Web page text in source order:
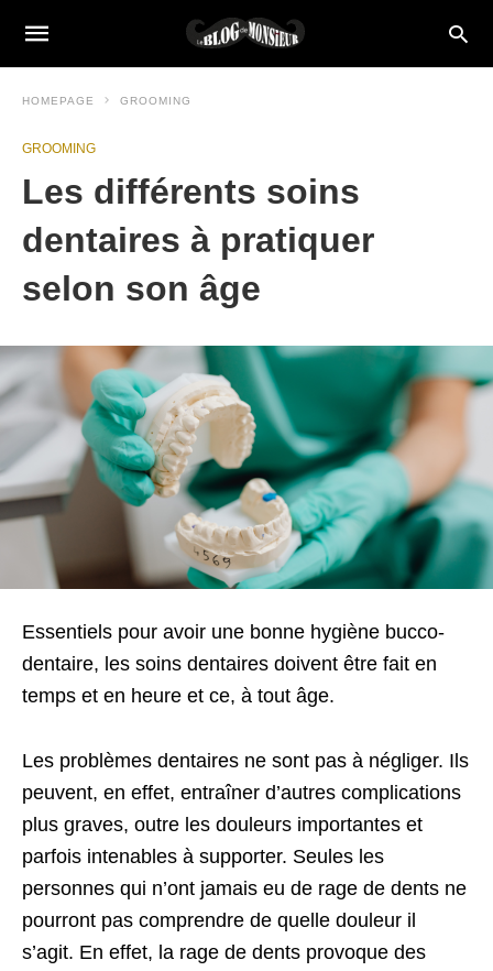
HOMEPAGE GROOMING
GROOMING
Les différents soins
dentaires à pratiquer
selon son âge
Essentiels pour avoir une bonne hygiène bucco-
dentaire, les soins dentaires doivent être fait en
temps et en heure et ce, à tout âge.
Les problèmes dentaires ne sont pas à négliger. Ils
peuvent, en effet, entraîner d’autres complications
plus graves, outre les douleurs importantes et
parfois intenables à supporter. Seules les
personnes qui n’ont jamais eu de rage de dents ne
pourront pas comprendre de quelle douleur il
s’agit. En effet, la rage de dents provoque des